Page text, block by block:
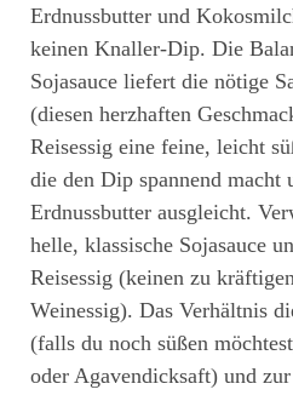
Erdnussbutter und
keinen Knaller-Dip. Die
Sojasauce liefert die nötige
(diesen herzhaften
Reisessig eine feine, leicht
die den Dip spannend macht
Erdnussbutter ausgleicht.
helle, klassische Sojasauce
Reisessig (keinen zu
Weinessig). Das Verhältnis
(falls du noch süßen
oder Agavendicksaft) und